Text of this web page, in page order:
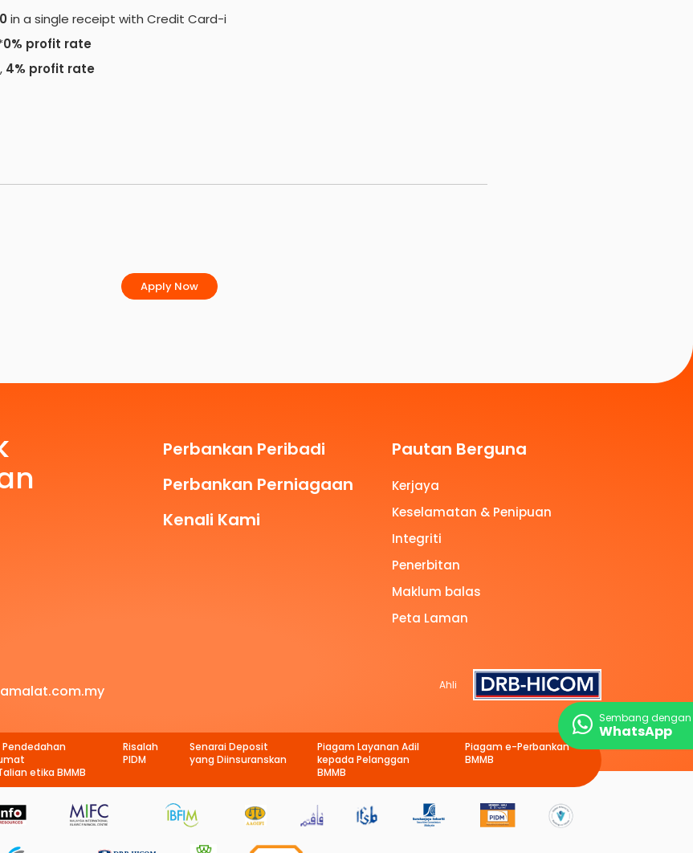
in a single receipt with Credit Card-i
0% profit rate
4% profit rate
Apply Now
Perbankan Peribadi
Perbankan Perniagaan
Kenali Kami
Pautan Berguna
Kerjaya
Keselamatan & Penipuan
Integriti
Penerbitan
Maklum balas
Peta Laman
Ahli
Pendedahan
etika BMMB
Risalah
PIDM
Senarai Deposit
yang Diinsuranskan
Piagam Layanan Adil
kepada Pelanggan
BMMB
Piagam e-Perbankan
BMMB
Sembang
WhatsApp